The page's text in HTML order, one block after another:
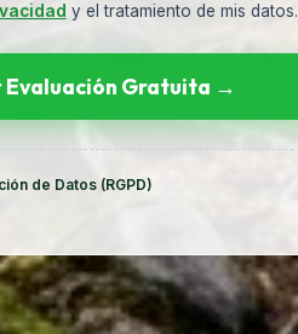
y el tratamiento de mis datos.
Gratuita →
de Datos (RGPD)